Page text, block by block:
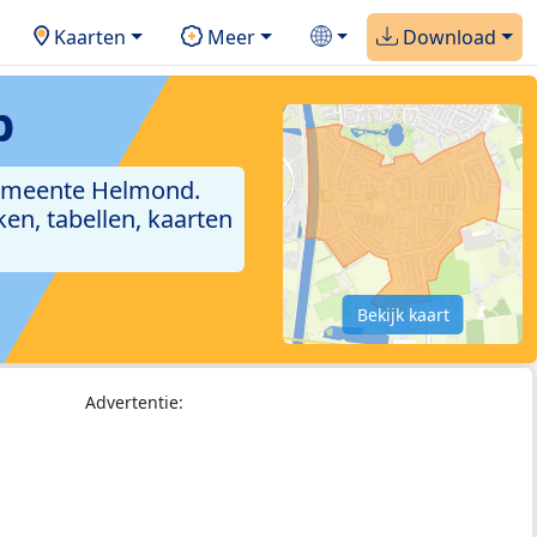
Kaarten Meer Download
Helmond.
tabellen, kaarten
Bekijk kaart
Advertentie: